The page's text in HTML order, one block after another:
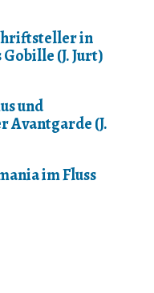
in
(J. Jurt)
und
Avantgarde (J.
im Fluss